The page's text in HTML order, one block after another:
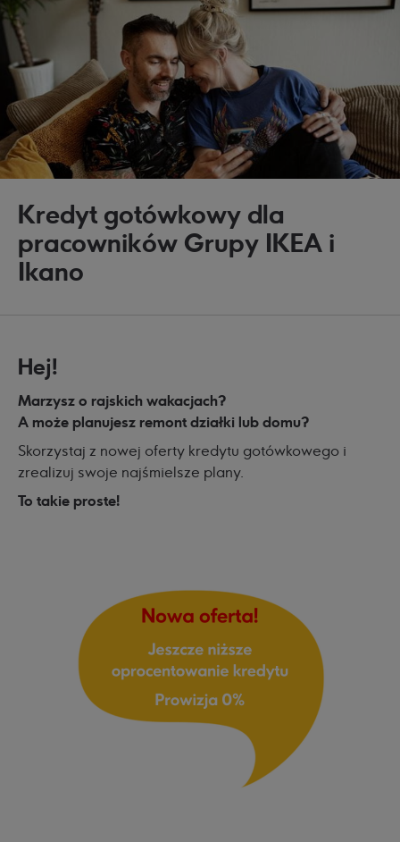
Kredyt gotówkowy dla
pracowników Grupy IKEA i
Ikano
Hej!
Marzysz o rajskich wakacjach?
A może planujesz remont działki lub domu?
Skorzystaj z nowej oferty kredytu gotówkowego i
zrealizuj swoje najśmielsze plany.
To takie proste!